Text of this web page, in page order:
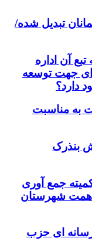
تبدیل شده/
آن اداره
ای جهت توسعه
دارد؟
به مناسبت
بنذرک
جمع آوری
همت شهرستان
رسانه ای حزب